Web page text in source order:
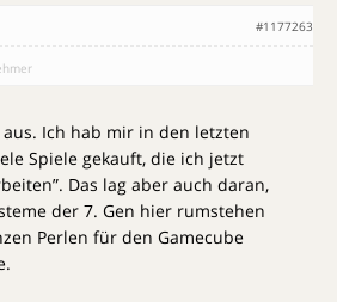
#1177263
aus. Ich hab mir in den letzten
Spiele gekauft, die ich jetzt
Das lag aber auch daran,
der 7. Gen hier rumstehen
Perlen für den Gamecube